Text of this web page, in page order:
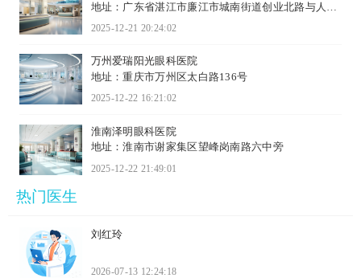
地址：广东省湛江市廉江市城南街道创业北路与人民
2025-12-21 20:24:02
万州爱瑞阳光眼科医院
地址：重庆市万州区太白路136号
2025-12-22 16:21:02
淮南泽明眼科医院
地址：淮南市谢家集区望峰岗南路六中旁
2025-12-22 21:49:01
热门医生
刘红玲
2026-07-13 12:24:18